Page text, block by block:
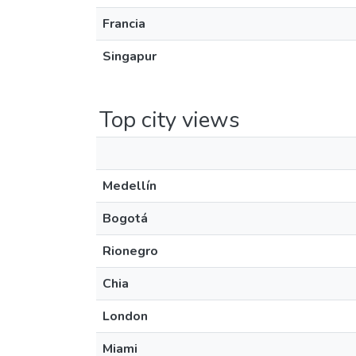
Francia
Singapur
Top city views
Medellín
Bogotá
Rionegro
Chia
London
Miami